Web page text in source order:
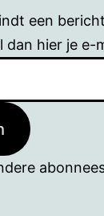
een
dan hier je e-